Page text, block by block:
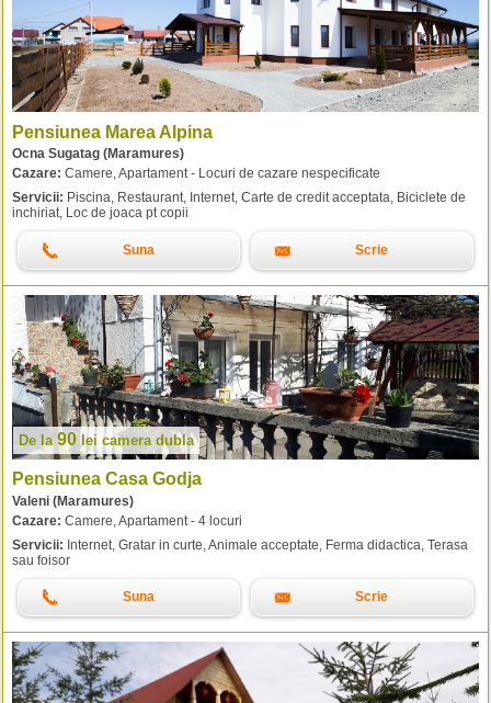
Pensiunea Marea Alpina
Ocna Sugatag (Maramures)
Cazare: Camere, Apartament - Locuri de cazare nespecificate
Servicii: Piscina, Restaurant, Internet, Carte de credit acceptata, Biciclete de
inchiriat, Loc de joaca pt copii
Suna Scrie
De la 90 lei camera dubla
Pensiunea Casa Godja
Valeni (Maramures)
Cazare: Camere, Apartament - 4 locuri
Servicii: Internet, Gratar in curte, Animale acceptate, Ferma didactica, Terasa
sau foisor
Suna Scrie